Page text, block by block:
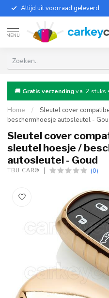
Altijd uit voorraad geleverd
MENU
🚚 Gratis verzendingv.a. 2 stuks
Home /
Sleutel cover
beschermhoesje autosleutel -
Sleutel cover
sleutel hoesje /
autosleutel - Goud
TBU CAR® (0)